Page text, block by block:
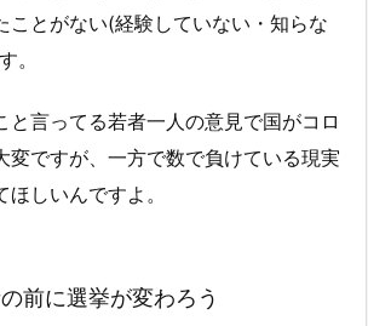
ことがない(経験していない・知らな
。
と言ってる若者一人の意見で国がコロ
変ですが、一方で数で負けている現実
しいんですよ。
前に選挙が変わろう